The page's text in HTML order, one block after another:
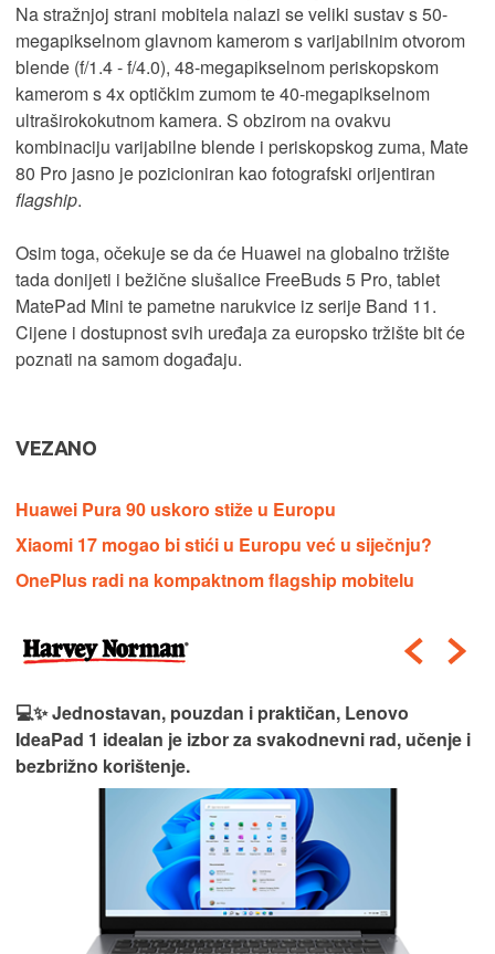
Na stražnjoj strani mobitela nalazi se veliki sustav s 50-
megapikselnom glavnom kamerom s varijabilnim otvorom
blende (f/1.4 - f/4.0), 48-megapikselnom periskopskom
kamerom s 4x optičkim zumom te 40-megapikselnom
ultraširokokutnom kamera. S obzirom na ovakvu
kombinaciju varijabilne blende i periskopskog zuma, Mate
80 Pro jasno je pozicioniran kao fotografski orijentiran
flagship.
Osim toga, očekuje se da će Huawei na globalno tržište
tada donijeti i bežične slušalice FreeBuds 5 Pro, tablet
MatePad Mini te pametne narukvice iz serije Band 11.
Cijene i dostupnost svih uređaja za europsko tržište bit će
poznati na samom događaju.
VEZANO
Huawei Pura 90 uskoro stiže u Europu
Xiaomi 17 mogao bi stići u Europu već u siječnju?
OnePlus radi na kompaktnom flagship mobitelu
💻✨ Jednostavan, pouzdan i praktičan, Lenovo
IdeaPad 1 idealan je izbor za svakodnevni rad, učenje i
bezbrižno korištenje.